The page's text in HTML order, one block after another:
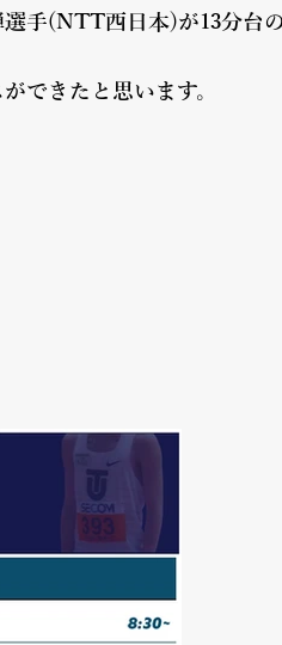
手(NTT西日本)が13分台
できたと思います。